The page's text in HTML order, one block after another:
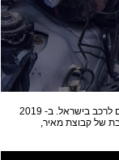
אהרון מונטקיו בע"מ נוסדה בשנת 1947 ונחשבת מזה שנים רבות לחברה המובילה בשוק החלפים התחליפיים לרכב בישראל. ב- 2019
בת של קבוצת מאיר,